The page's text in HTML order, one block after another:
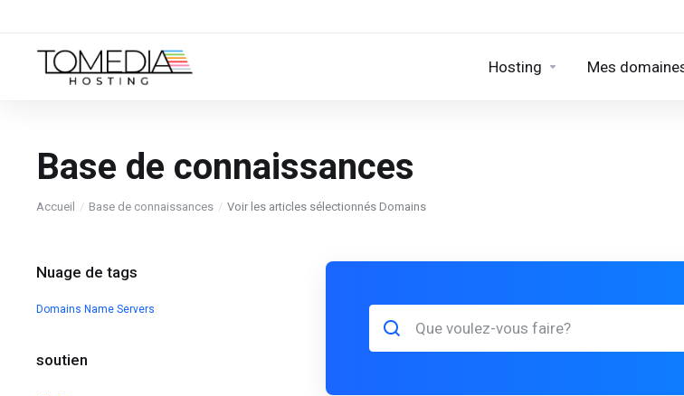
Hosting Mes
Base de connaissances
Accueil Base de connaissances Voir les articles sélectionnés Domains
Nuage de tags
Domains Name Servers
soutien